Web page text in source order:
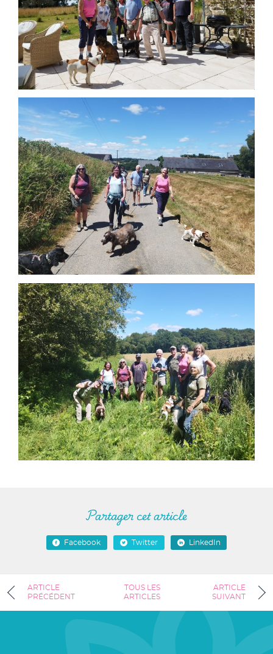
Partager cet article
Facebook Twitter LinkedIn
ARTICLE
PRÉCÉDENT
TOUS LES
ARTICLES
ARTICLE
SUIVANT